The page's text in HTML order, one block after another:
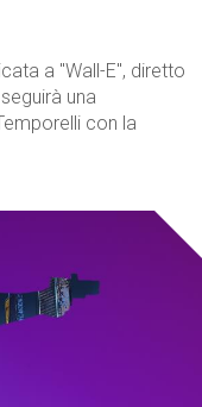
a "Wall-E", diretto
una
con la